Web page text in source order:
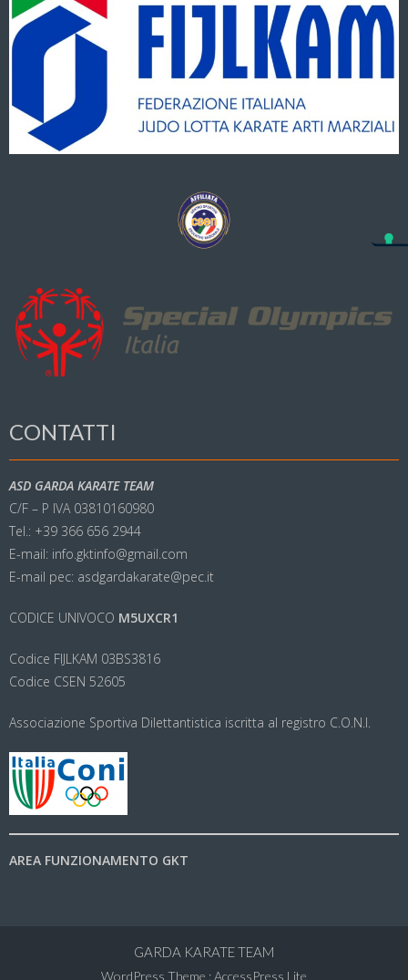
CONTATTI
ASD GARDA KARATE TEAM
C/F – P IVA 03810160980
Tel.: +39 366 656 2944
E-mail: info.gktinfo@gmail.com
E-mail pec: asdgardakarate@pec.it
CODICE UNIVOCO M5UXCR1
Codice FIJLKAM 03BS3816
Codice CSEN 52605
Associazione Sportiva Dilettantistica iscritta al registro C.O.N.I.
AREA FUNZIONAMENTO GKT
GARDA KARATE TEAM
WordPress Theme :AccessPress Lite